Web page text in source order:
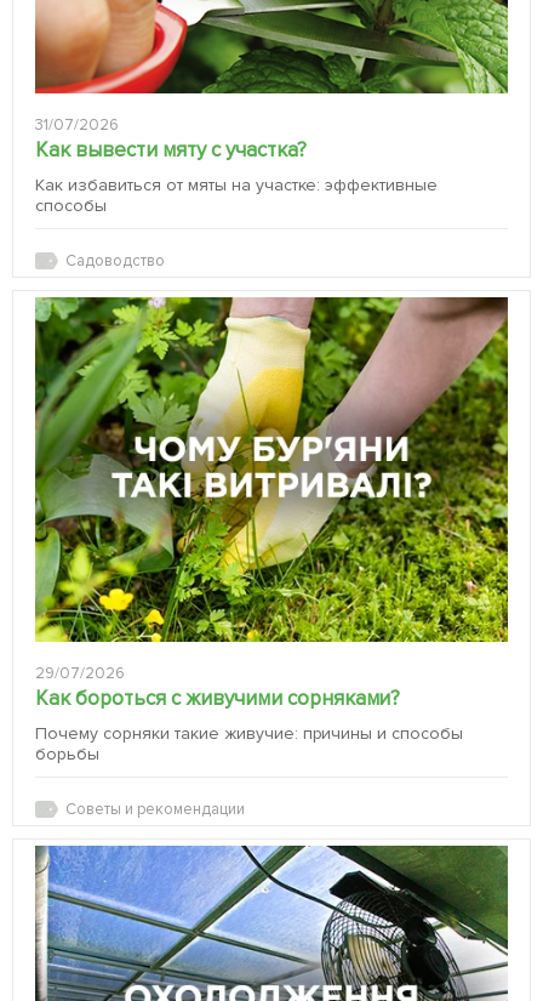
31/07/2026
Как вывести мяту с участка?
Как избавиться от мяты на участке: эффективные
способы
Садоводство
29/07/2026
Как бороться с живучими сорняками?
Почему сорняки такие живучие: причины и способы
борьбы
Советы и рекомендации